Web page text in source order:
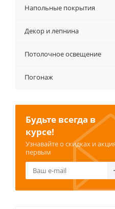
Напольные покрытия
Декор и лепнина
Потолочное освещение
Погонаж
Будьте всегда в
курсе!
Узнавайте о скидках и
первым